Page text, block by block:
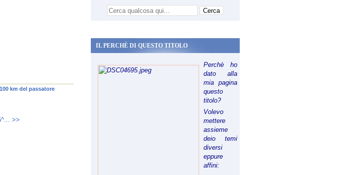
km del passatore
>>
IL PERCHÈ DI QUESTO TITOLO
Perchè ho
dato alla
mia pagina
questo
titolo?
Volevo
mettere
assieme
deio temi
diversi
eppure
affini: